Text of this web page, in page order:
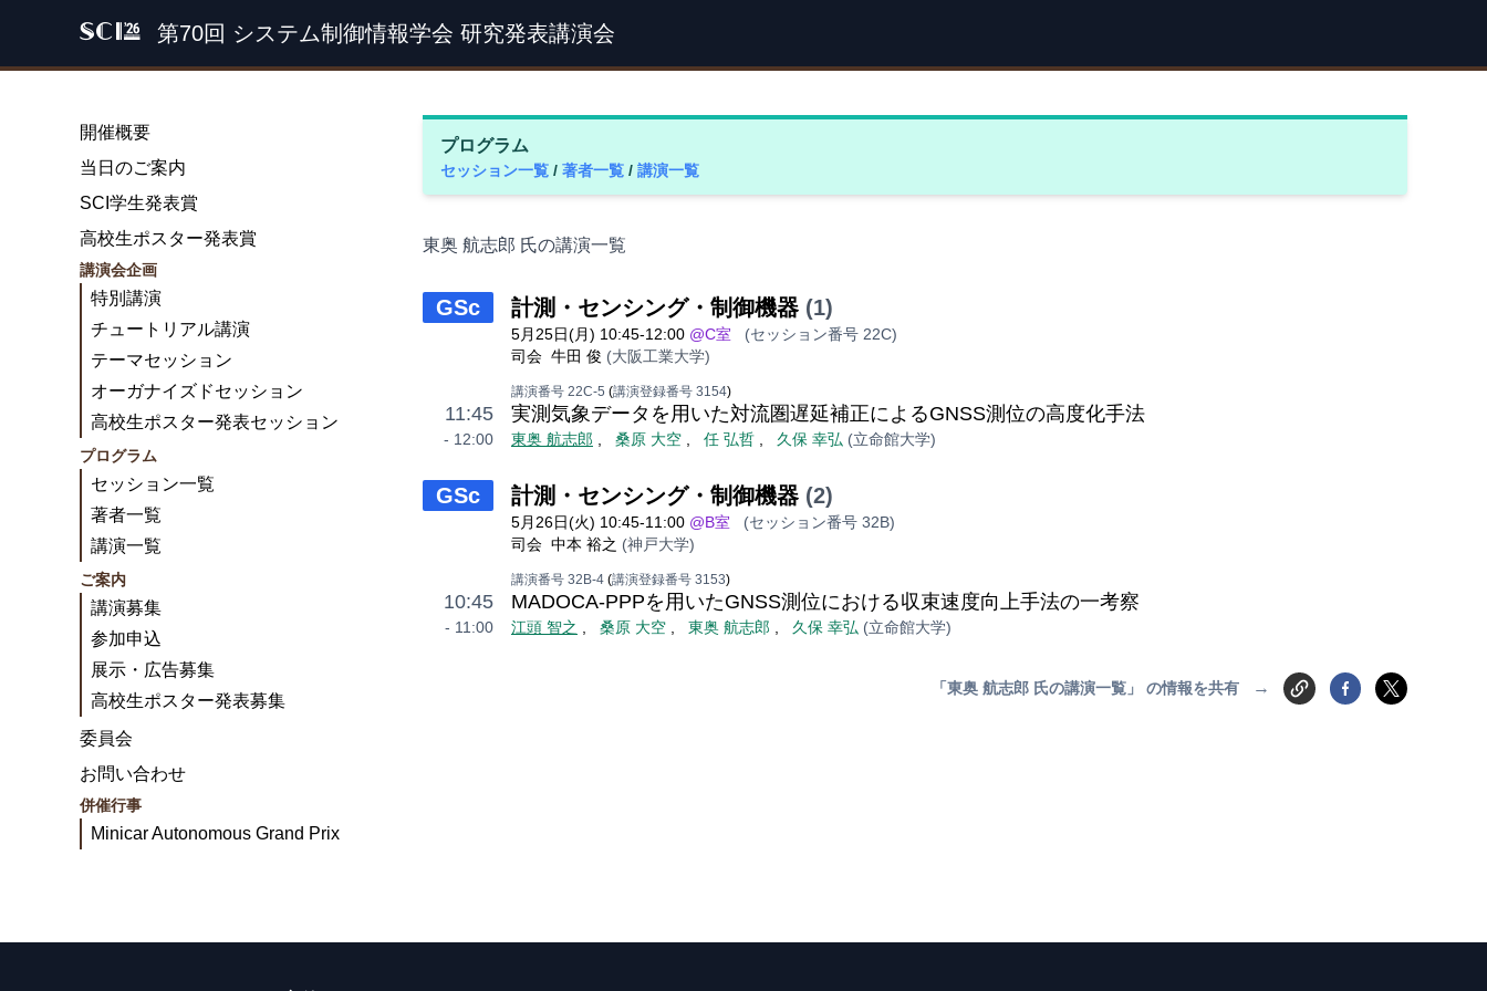
SCI '26 第70回 システム制御情報学会 研究発表講演会
プログラム
セッション一覧 / 著者一覧 / 講演一覧
東奥 航志郎 氏の講演一覧
GSc 計測・センシング・制御機器 (1)
5月25日(月) 10:45-12:00 @C室
(セッション番号 22C)
司会 牛田 俊 (大阪工業大学)
講演番号 22C-5 (講演登録番号 3154)
11:45
- 12:00
実測気象データを用いた対流圏遅延補正によるGNSS測位の高度化手法
東奥 航志郎 桑原 大空 任 弘哲 久保 幸弘 (立命館大学)
GSc 計測・センシング・制御機器 (2)
5月26日(火) 10:45-11:00 @B室
(セッション番号 32B)
司会 中本 裕之 (神戸大学)
講演番号 32B-4 (講演登録番号 3153)
10:45
- 11:00
MADOCA-PPPを用いたGNSS測位における収束速度向上手法の一考察
江頭 智之 桑原 大空 東奥 航志郎 久保 幸弘 (立命館大学)
「東奥 航志郎 氏の講演一覧」 の情報を共有 →
開催概要
当日のご案内
SCI学生発表賞
高校生ポスター発表賞
講演会企画
特別講演
チュートリアル講演
テーマセッション
オーガナイズドセッション
高校生ポスター発表セッション
プログラム
セッション一覧
著者一覧
講演一覧
ご案内
講演募集
参加申込
展示・広告募集
高校生ポスター発表募集
委員会
お問い合わせ
併催行事
Minicar Autonomous Grand Prix